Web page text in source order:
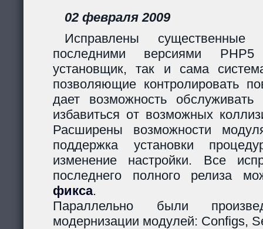
02 февраля 2009
Исправлены существенные
последними версиями
установщик, так и сама
позволяющие контролировать
дает возможность
избавиться от возможных
Расширены возможности
поддержка установки
изменение настройки. Все
последнего полного релиза
фикса.
Параллельно были
модернизации модулей: Configs,